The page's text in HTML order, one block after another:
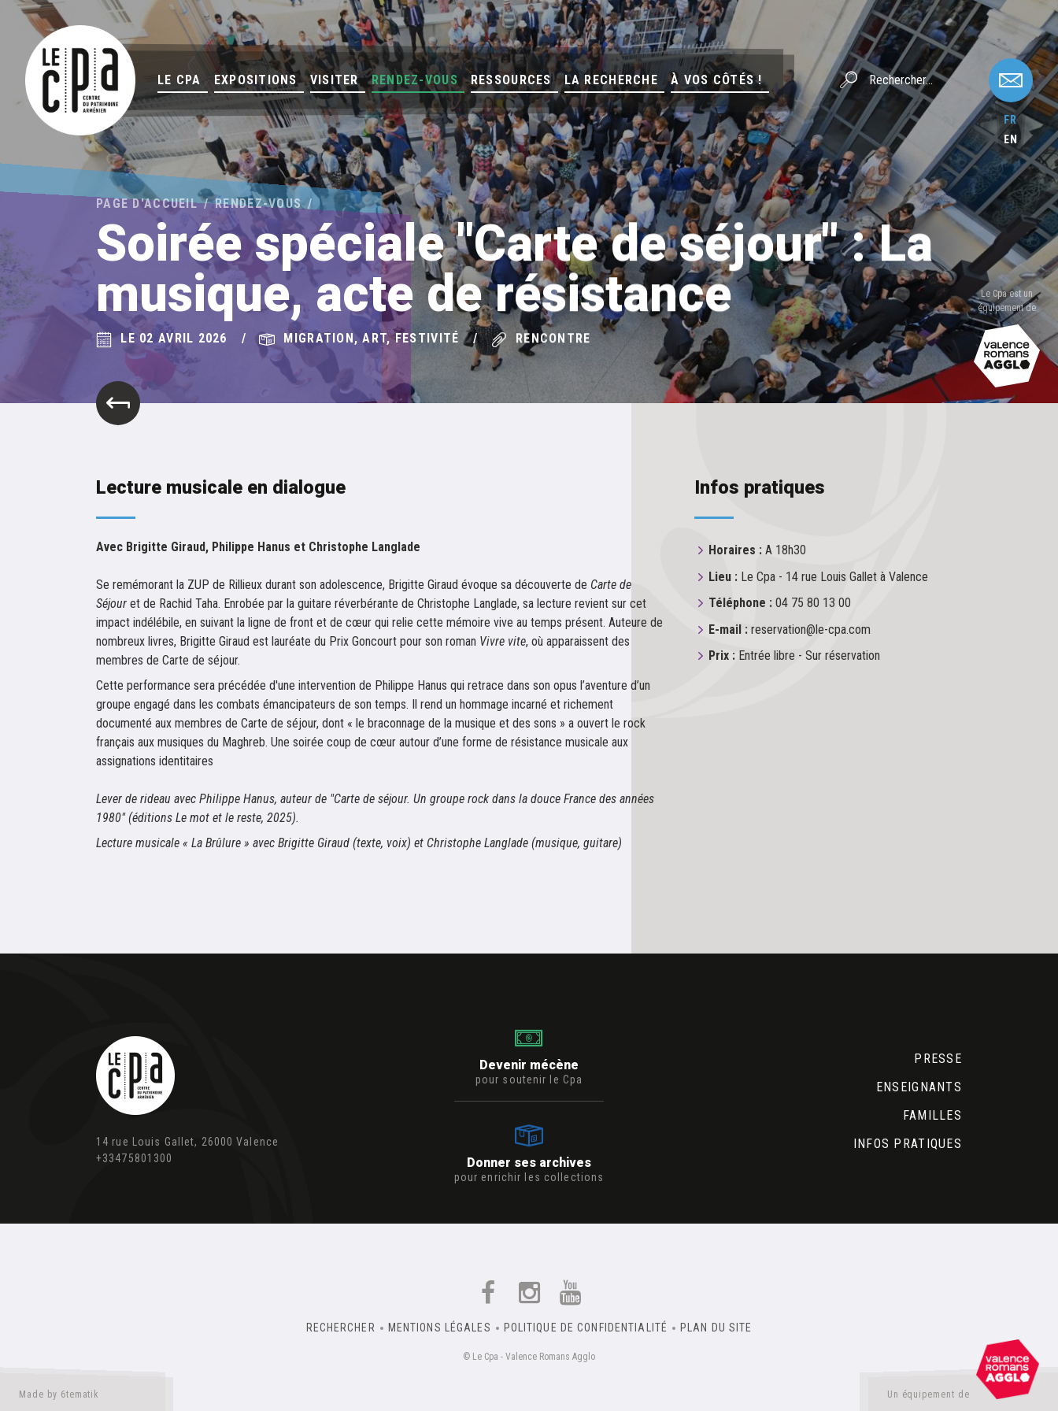
LE CPA EXPOSITIONS VISITER RENDEZ-VOUS RESSOURCES LA RECHERCHE À VOS CÔTÉS !
FR
EN
Le Cpa est un
équipement de
PAGE D'ACCUEIL RENDEZ-VOUS
Soirée spéciale "Carte de séjour" : La
musique, acte de résistance
LE 02 AVRIL 2026 MIGRATION, ART, FESTIVITÉ RENCONTRE
Lecture musicale en dialogue
Avec Brigitte Giraud, Philippe Hanus et Christophe Langlade
Se remémorant la ZUP de Rillieux durant son adolescence, Brigitte Giraud évoque sa découverte de Carte de
Séjour et de Rachid Taha. Enrobée par la guitare réverbérante de Christophe Langlade, sa lecture revient sur cet
impact indélébile, en suivant la ligne de front et de cœur qui relie cette mémoire vive au temps présent. Auteure de
nombreux livres, Brigitte Giraud est lauréate du Prix Goncourt pour son roman Vivre vite, où apparaissent des
membres de Carte de séjour.
Cette performance sera précédée d'une intervention de Philippe Hanus qui retrace dans son opus l’aventure d’un
groupe engagé dans les combats émancipateurs de son temps. Il rend un hommage incarné et richement
documenté aux membres de Carte de séjour, dont « le braconnage de la musique et des sons » a ouvert le rock
français aux musiques du Maghreb. Une soirée coup de cœur autour d’une forme de résistance musicale aux
assignations identitaires
Lever de rideau avec Philippe Hanus, auteur de "Carte de séjour. Un groupe rock dans la douce France des années
1980" (éditions Le mot et le reste, 2025).
Lecture musicale « La Brûlure » avec Brigitte Giraud (texte, voix) et Christophe Langlade (musique, guitare)
Infos pratiques
Horaires : A 18h30
Lieu : Le Cpa - 14 rue Louis Gallet à Valence
Téléphone : 04 75 80 13 00
E-mail : reservation@le-cpa.com
Prix : Entrée libre - Sur réservation
14 rue Louis Gallet, 26000 Valence
+33475801300
PRESSE
ENSEIGNANTS
FAMILLES
INFOS PRATIQUES
Devenir mécène
pour soutenir le Cpa
Donner ses archives
pour enrichir les collections
RECHERCHER MENTIONS LÉGALES POLITIQUE DE CONFIDENTIALITÉ PLAN DU SITE
© Le Cpa - Valence Romans Agglo
Made by 6tematik Un équipement de